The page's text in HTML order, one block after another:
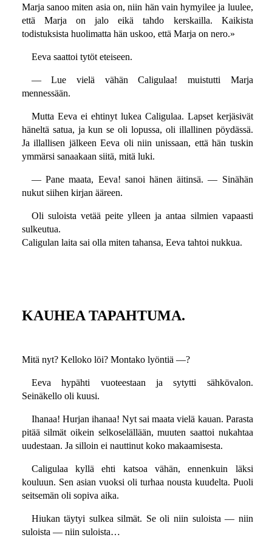
Marja sanoo miten asia on, niin hän vain hymyilee ja luulee,
että Marja on jalo eikä tahdo kerskailla. Kaikista
todistuksista huolimatta hän uskoo, että Marja on nero.»
Eeva saattoi tytöt eteiseen.
— Lue vielä vähän Caligulaa! muistutti Marja
mennessään.
Mutta Eeva ei ehtinyt lukea Caligulaa. Lapset kerjäsivät
häneltä satua, ja kun se oli lopussa, oli illallinen pöydässä.
Ja illallisen jälkeen Eeva oli niin unissaan, että hän tuskin
ymmärsi sanaakaan siitä, mitä luki.
— Pane maata, Eeva! sanoi hänen äitinsä. — Sinähän
nukut siihen kirjan ääreen.
Oli suloista vetää peite ylleen ja antaa silmien vapaasti
sulkeutua.
Caligulan laita sai olla miten tahansa, Eeva tahtoi nukkua.
KAUHEA TAPAHTUMA.
Mitä nyt? Kelloko löi? Montako lyöntiä —?
Eeva hypähti vuoteestaan ja sytytti sähkövalon.
Seinäkello oli kuusi.
Ihanaa! Hurjan ihanaa! Nyt sai maata vielä kauan. Parasta
pitää silmät oikein selkoselällään, muuten saattoi nukahtaa
uudestaan. Ja silloin ei nauttinut koko makaamisesta.
Caligulaa kyllä ehti katsoa vähän, ennenkuin läksi
kouluun. Sen asian vuoksi oli turhaa nousta kuudelta. Puoli
seitsemän oli sopiva aika.
Hiukan täytyi sulkea silmät. Se oli niin suloista — niin
suloista — niin suloista…